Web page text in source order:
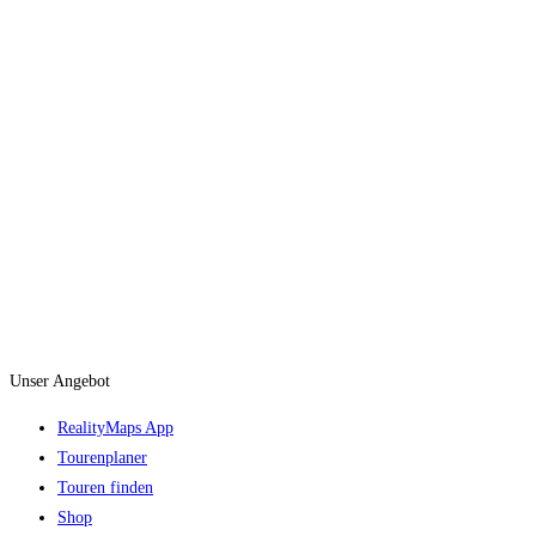
Unser Angebot
RealityMaps App
Tourenplaner
Touren finden
Shop